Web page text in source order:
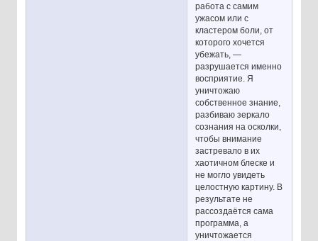
работа с самим
ужасом или с
кластером боли, от
которого хочется
убежать, —
разрушается именно
восприятие. Я
уничтожаю
собственное знание,
разбиваю зеркало
сознания на осколки,
чтобы внимание
застревало в их
хаотичном блеске и
не могло увидеть
целостную картину. В
результате не
рассоздаётся сама
программа, а
уничтожается